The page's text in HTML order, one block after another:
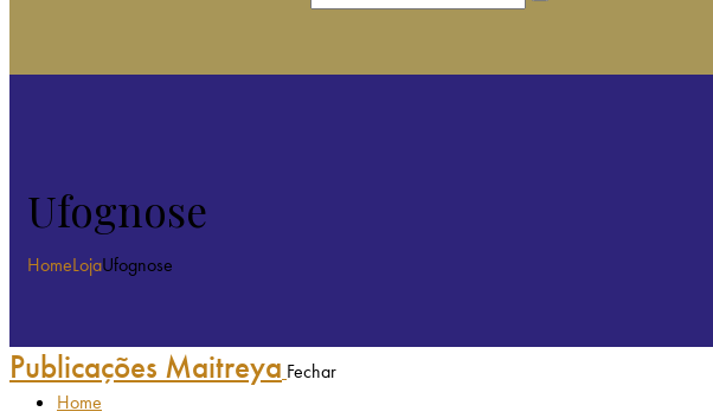
Ufognose
HomeLojaUfognose
Publicações Maitreya Fechar
Home